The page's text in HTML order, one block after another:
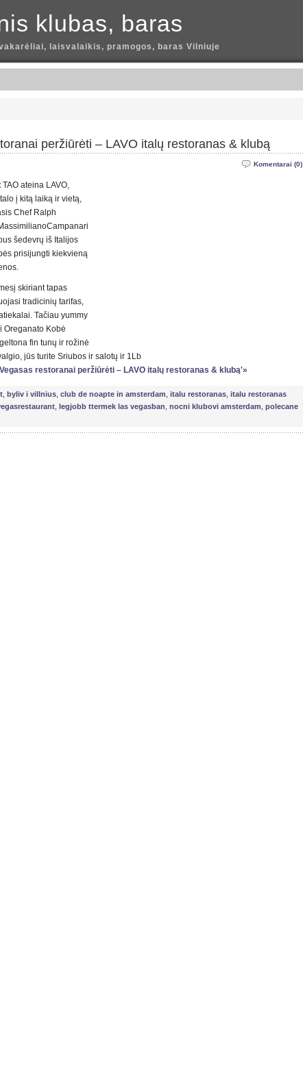
klubas, baras
laisvalaikis, pramogos, baras Vilniuje
peržiūrėti – LAVO italų restoranas & klubą
Komentarai (0)
ateina LAVO,
į kitą laiką ir vietą,
Chef Ralph
šedevrų iš Italijos
prisijungti kiekvieną
skiriant tapas
tradicinių tarifas,
Tačiau yummy
Oreganato Kobė
fin tunų ir rožinė
jūs turite Sriubos ir salotų ir 1Lb
restoranai peržiūrėti – LAVO italų restoranas & klubą'»
byliv i villnius club de noapte in amsterdam italu restoranas italu restoranas
legjobb ttermek las vegasban nocni klubovi amsterdam polecane